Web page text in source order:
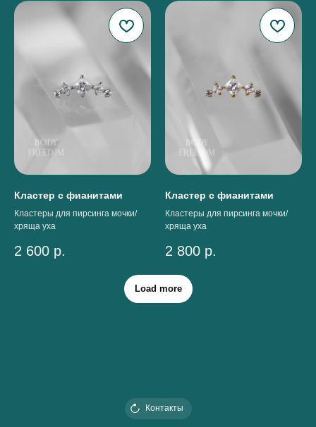
Кластер с фианитами
Кластеры для пирсинга мочки/
хряща уха
2 600 р.
Кластер с фианитами
Кластеры для пирсинга мочки/
хряща уха
2 800 р.
Load more
Контакты